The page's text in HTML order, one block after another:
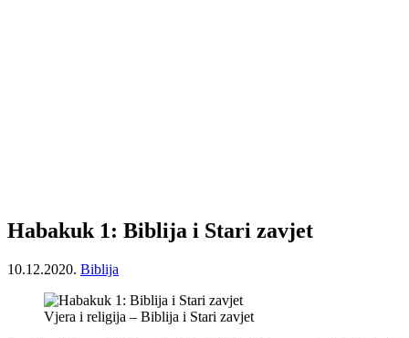
Habakuk 1: Biblija i Stari zavjet
10.12.2020. Biblija
Vjera i religija – Biblija i Stari zavjet